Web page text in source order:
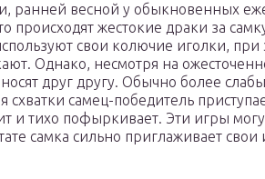
ранней весной у обыкновенных
происходят жестокие драки за
свои колючие иголки,
Однако, несмотря на
друг другу. Обычно более
схватки самец-победитель
и тихо пофыркивает. Эти игры
самка сильно приглаживает свои